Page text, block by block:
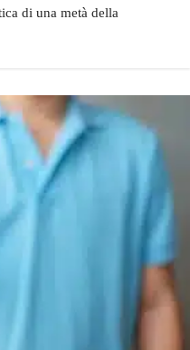
di una metà della